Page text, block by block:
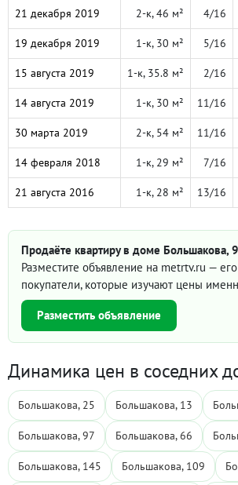
21 декабря 2019 2-к, 46 м² 4/16
19 декабря 2019 1-к, 30 м² 5/16
15 августа 2019 1-к, 35.8 м² 2/16
14 августа 2019 1-к, 30 м² 11/16
30 марта 2019 2-к, 54 м² 11/16
14 февраля 2018 1-к, 29 м² 7/16
21 августа 2016 1-к, 28 м² 13/16
Продаёте квартиру в доме Большакова,
Разместите объявление на metrtv.ru —
покупатели, которые изучают цены
Разместить объявление
Динамика цен в соседних
Большакова, 25 Большакова, 13
Большакова, 97 Большакова, 66
Большакова, 145 Большакова, 109